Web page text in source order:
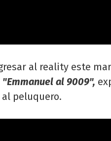
al reality este
"Emmanuel al 9009",
peluquero.